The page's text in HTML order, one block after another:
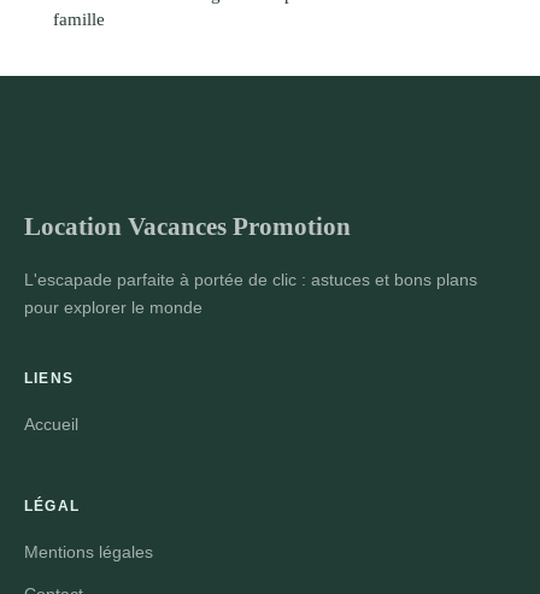
famille
Location Vacances Promotion
L'escapade parfaite à portée de clic : astuces et bons plans
pour explorer le monde
LIENS
Accueil
LÉGAL
Mentions légales